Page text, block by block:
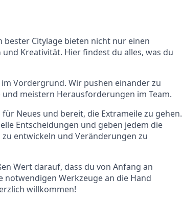
Citylage bieten nicht nur einen
Kreativität. Hier findest du alles, was du
Vordergrund. Wir pushen einander zu
meistern Herausforderungen im Team.
Neues und bereit, die Extrameile zu gehen.
Entscheidungen und geben jedem die
entwickeln und Veränderungen zu
Wert darauf, dass du von Anfang an
Werkzeuge an die Hand
willkommen!